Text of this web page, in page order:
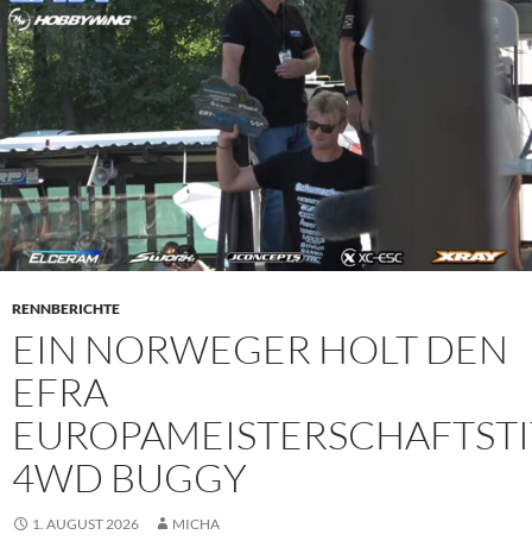
RENNBERICHTE
EIN NORWEGER HOLT DEN
EFRA
4WD BUGGY
1. AUGUST 2026 MICHA